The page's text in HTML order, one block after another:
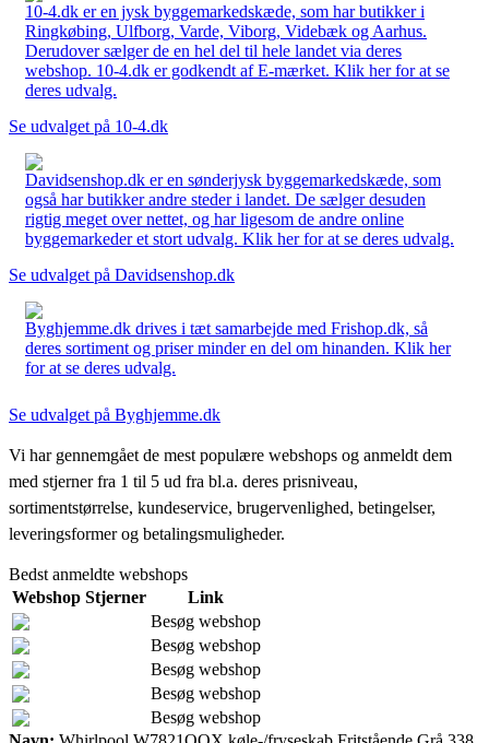
10-4.dk er en jysk byggemarkedskæde, som har butikker i
Ringkøbing, Ulfborg, Varde, Viborg, Videbæk og Aarhus.
Derudover sælger de en hel del til hele landet via deres
webshop. 10-4.dk er godkendt af E-mærket. Klik her for at se
deres udvalg.
Se udvalget på 10-4.dk
Davidsenshop.dk er en sønderjysk byggemarkedskæde, som
også har butikker andre steder i landet. De sælger desuden
rigtig meget over nettet, og har ligesom de andre online
byggemarkeder et stort udvalg. Klik her for at se deres udvalg.
Se udvalget på Davidsenshop.dk
Byghjemme.dk drives i tæt samarbejde med Frishop.dk, så
deres sortiment og priser minder en del om hinanden. Klik her
for at se deres udvalg.
Se udvalget på Byghjemme.dk
Vi har gennemgået de mest populære webshops og anmeldt dem
med stjerner fra 1 til 5 ud fra bl.a. deres prisniveau,
sortimentstørrelse, kundeservice, brugervenlighed, betingelser,
leveringsformer og betalingsmuligheder.
Bedst anmeldte webshops
Webshop Stjerner
Link
Besøg webshop
Besøg webshop
Besøg webshop
Besøg webshop
Besøg webshop